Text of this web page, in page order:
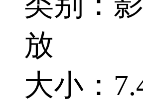
放
大小：